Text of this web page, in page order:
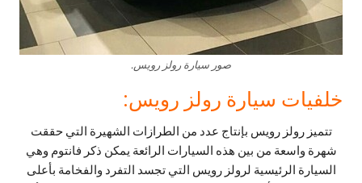
صور سيارة رولز رويس.
خلفيات سيارة رولز رويس:
تتميز رولز رويس بإنتاج عدد من الطرازات الشهيرة التي حققت
شهرة واسعة من بين هذه السيارات الرائعة يمكن ذكر فانتوم وهي
السيارة الرئيسية لرولز رويس التي تجسد التفرد والفخامة بأعلى